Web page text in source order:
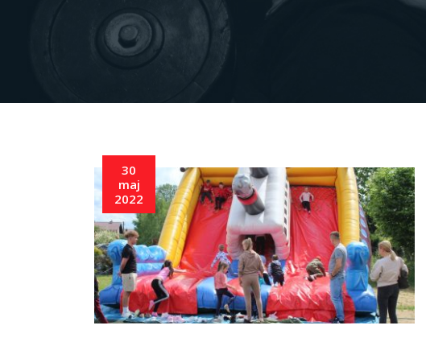
30
maj
2022